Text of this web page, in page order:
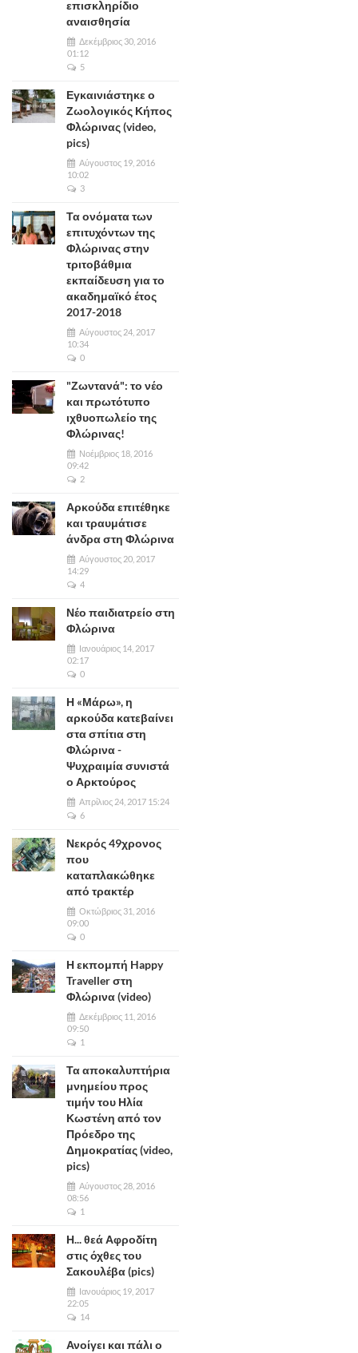
επισκληρίδιο
αναισθησία
Δεκέμβριος 30, 2016
01:12
5
Εγκαινιάστηκε ο
Ζωολογικός Κήπος
Φλώρινας (video,
pics)
Αύγουστος 19, 2016
10:02
3
Τα ονόματα των
επιτυχόντων της
Φλώρινας στην
τριτοβάθμια
εκπαίδευση για το
ακαδημαϊκό έτος
2017-2018
Αύγουστος 24, 2017
10:34
0
"Ζωντανά": το νέο
και πρωτότυπο
ιχθυοπωλείο της
Φλώρινας!
Νοέμβριος 18, 2016
09:42
2
Αρκούδα επιτέθηκε
και τραυμάτισε
άνδρα στη Φλώρινα
Αύγουστος 20, 2017
14:29
4
Νέο παιδιατρείο στη
Φλώρινα
Ιανουάριος 14, 2017
02:17
0
Η «Μάρω», η
αρκούδα κατεβαίνει
στα σπίτια στη
Φλώρινα -
Ψυχραιμία συνιστά
ο Αρκτούρος
Απρίλιος 24, 2017 15:24
6
Νεκρός 49χρονος
που
καταπλακώθηκε
από τρακτέρ
Οκτώβριος 31, 2016
09:00
0
Η εκπομπή Happy
Traveller στη
Φλώρινα (video)
Δεκέμβριος 11, 2016
09:50
1
Τα αποκαλυπτήρια
μνημείου προς
τιμήν του Ηλία
Κωστένη από τον
Πρόεδρο της
Δημοκρατίας (video,
pics)
Αύγουστος 28, 2016
08:56
1
Η... θεά Αφροδίτη
στις όχθες του
Σακουλέβα (pics)
Ιανουάριος 19, 2017
22:05
14
Ανοίγει και πάλι ο